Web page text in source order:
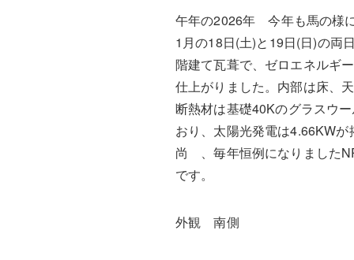
午年の2026年 今年も馬の様
1月の18日(土)と19日(日)の両
階建て瓦葺で、ゼロエネルギ
仕上がりました。内部は床、
断熱材は基礎40Kのグラスウ
おり、太陽光発電は4.66KW
尚 、毎年恒例になりました
です。
外観 南側